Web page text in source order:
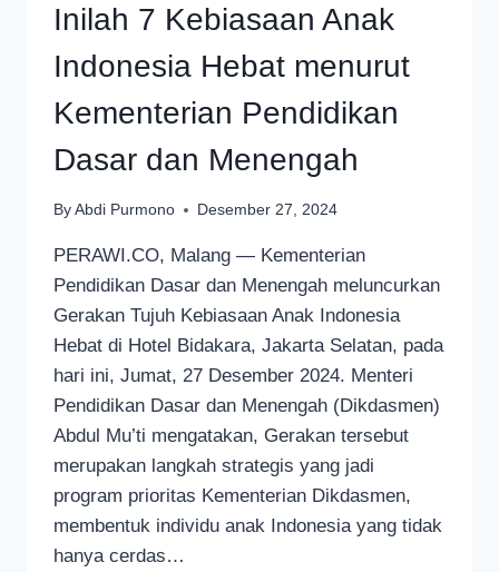
Inilah 7 Kebiasaan Anak
Indonesia Hebat menurut
Kementerian Pendidikan
Dasar dan Menengah
By Abdi Purmono Desember 27, 2024
PERAWI.CO, Malang — Kementerian
Pendidikan Dasar dan Menengah meluncurkan
Gerakan Tujuh Kebiasaan Anak Indonesia
Hebat di Hotel Bidakara, Jakarta Selatan, pada
hari ini, Jumat, 27 Desember 2024. Menteri
Pendidikan Dasar dan Menengah (Dikdasmen)
Abdul Mu’ti mengatakan, Gerakan tersebut
merupakan langkah strategis yang jadi
program prioritas Kementerian Dikdasmen,
membentuk individu anak Indonesia yang tidak
hanya cerdas…